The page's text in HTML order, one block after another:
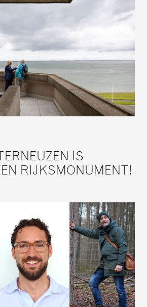
IS
RIJKSMONUMENT!